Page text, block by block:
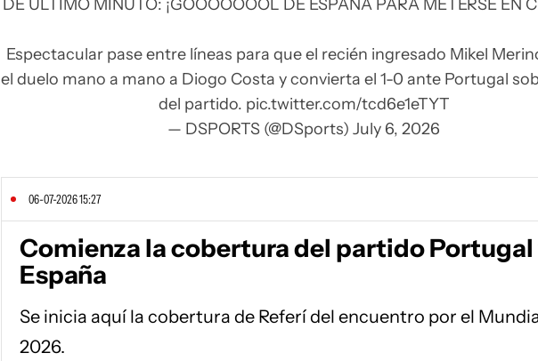
DE ÚLTIMO MINUTO: ¡GOOOOOOOL DE ESPAÑA PARA METERSE EN
Espectacular pase entre líneas para que el recién ingresado Mikel
el duelo mano a mano a Diogo Costa y convierta el 1-0 ante Portugal
del partido. pic.twitter.com/tcd6e1eTYT
— DSPORTS (@DSports)July 6, 2026
06-07-2026 15:27
Comienza la cobertura del partido Portugal
España
Se inicia aquí la cobertura de Referí del encuentro por el
2026.